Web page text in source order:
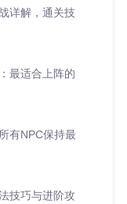
详解，通关技
最适合上阵的
有NPC保持最
技巧与进阶攻